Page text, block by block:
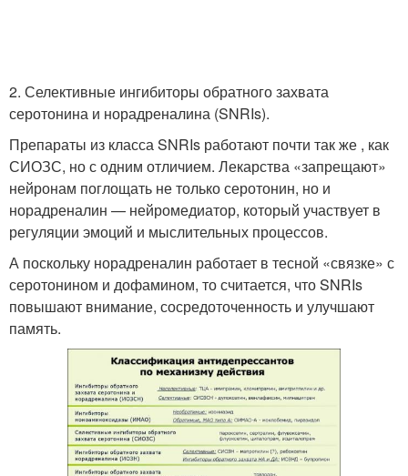
2. Селективные ингибиторы обратного захвата
серотонина и норадреналина (SNRIs).
Препараты из класса SNRIs работают почти так же , как
СИОЗС, но с одним отличием. Лекарства «запрещают»
нейронам поглощать не только серотонин, но и
норадреналин — нейромедиатор, который участвует в
регуляции эмоций и мыслительных процессов.
А поскольку норадреналин работает в тесной «связке» с
серотонином и дофамином, то считается, что SNRIs
повышают внимание, сосредоточенность и улучшают
память.